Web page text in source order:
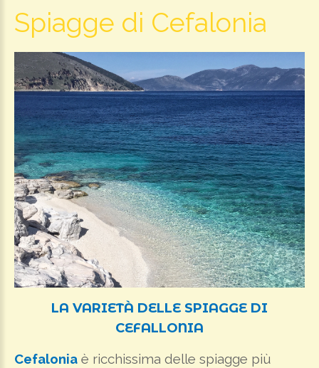
Spiagge di Cefalonia
LA VARIETÀ DELLE SPIAGGE DI
CEFALLONIA
Cefalonia è ricchissima delle spiagge più